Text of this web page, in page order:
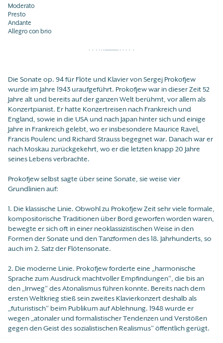
Moderato
Presto
Andante
Allegro con brio
Die Sonate op. 94 für Flöte und Klavier von Sergej Prokofjew
wurde im Jahre 1943 uraufgeführt. Prokofjew war in dieser Zeit 52
Jahre alt und bereits auf der ganzen Welt berühmt, vor allem als
Konzertpianist. Er hatte Konzertreisen nach Frankreich und
England, sowie in die USA und nach Japan hinter sich und einige
Jahre in Frankreich gelebt, wo er insbesondere Maurice Ravel,
Francis Poulenc und Richard Strauss begegnet war. Danach war er
nach Moskau zurückgekehrt, wo er die letzten knapp 20 Jahre
seines Lebens verbrachte.
Prokofjew selbst sagte über seine Sonate, sie weise vier
Grundlinien auf:
1. Die klassische Linie. Obwohl zu Prokofjew Zeit sehr viele formale,
kompositorische Traditionen über Bord geworfen worden waren,
bewegte er sich oft in einer neoklassizistischen Weise in den
Formen der Sonate und den Tanzformen des 18. Jahrhunderts, so
auch im 2. Satz der Flötensonate.
2. Die moderne Linie. Prokofjew forderte eine „harmonische
Sprache zum Ausdruck machtvoller Empfindungen“, die bis an
den „Irrweg“ des Atonalismus führen konnte. Bereits nach dem
ersten Weltkrieg stieß sein zweites Klavierkonzert deshalb als
„futuristisch“ beim Publikum auf Ablehnung. 1948 wurde er
wegen „atonaler und formalistischer Tendenzen und Verstößen
gegen den Geist des sozialistischen Realismus“ öffentlich gerügt.